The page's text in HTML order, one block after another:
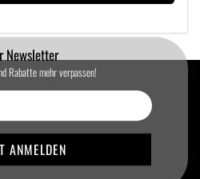
Newsletter
Rabatte mehr verpassen!